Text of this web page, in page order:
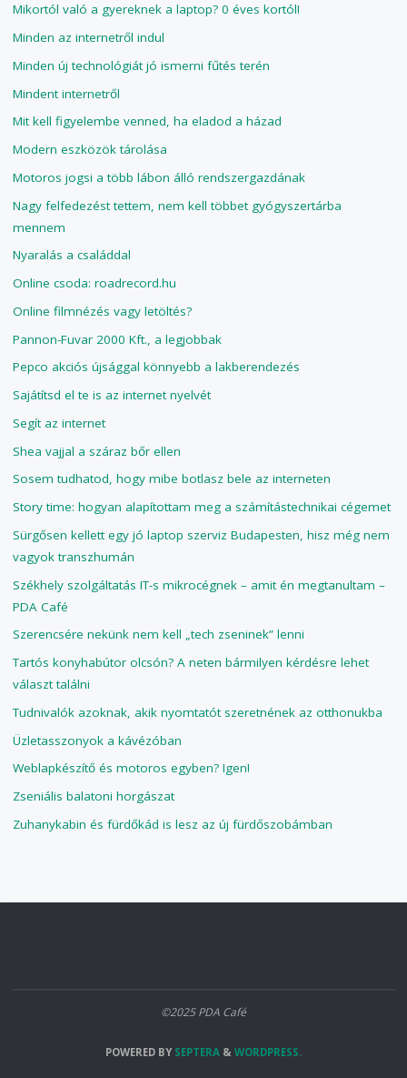
Mikortól való a gyereknek a laptop? 0 éves kortól!
Minden az internetről indul
Minden új technológiát jó ismerni fűtés terén
Mindent internetről
Mit kell figyelembe venned, ha eladod a házad
Modern eszközök tárolása
Motoros jogsi a több lábon álló rendszergazdának
Nagy felfedezést tettem, nem kell többet gyógyszertárba
mennem
Nyaralás a családdal
Online csoda: roadrecord.hu
Online filmnézés vagy letöltés?
Pannon-Fuvar 2000 Kft., a legjobbak
Pepco akciós újsággal könnyebb a lakberendezés
Sajátítsd el te is az internet nyelvét
Segít az internet
Shea vajjal a száraz bőr ellen
Sosem tudhatod, hogy mibe botlasz bele az interneten
Story time: hogyan alapítottam meg a számítástechnikai cégemet
Sürgősen kellett egy jó laptop szerviz Budapesten, hisz még nem
vagyok transzhumán
Székhely szolgáltatás IT-s mikrocégnek – amit én megtanultam –
PDA Café
Szerencsére nekünk nem kell „tech zseninek” lenni
Tartós konyhabútor olcsón? A neten bármilyen kérdésre lehet
választ találni
Tudnivalók azoknak, akik nyomtatót szeretnének az otthonukba
Üzletasszonyok a kávézóban
Weblapkészítő és motoros egyben? Igen!
Zseniális balatoni horgászat
Zuhanykabin és fürdőkád is lesz az új fürdőszobámban
©2025 PDA Café
POWERED BYSEPTERA & WORDPRESS.